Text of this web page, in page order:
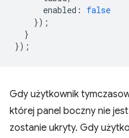
enabled :
false
});
}
});
Gdy użytkownik
której panel boczny nie
zostanie ukryty. Gdy